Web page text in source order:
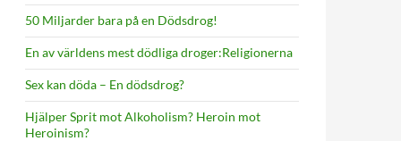
50 Miljarder bara på en Dödsdrog!
En av världens mest dödliga droger:Religionerna
Sex kan döda – En dödsdrog?
Hjälper Sprit mot Alkoholism? Heroin mot
Heroinism?